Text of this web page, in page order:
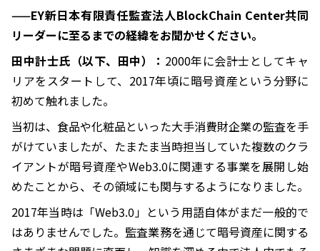
——EY新日本有限責任監査法人BlockChain Center共同
リーダーに至るまでの経緯をお聞かせください。
田中計士氏（以下、田中）： 2000年に会計士としてキャ
リアをスタートして、2017年頃に暗号資産という分野に
初めて触れました。
当初は、食品や化粧品といった大手消費財企業の監査を手
がけていましたが、たまたま当時担当していた複数のクラ
イアントが暗号資産やWeb3.0に関連する事業を展開し始
めたことから、その領域にも関与するようになりました。
2017年当時は「Web3.0」という用語自体がまだ一般的で
はありませんでした。監査業務を通じて暗号資産に関する